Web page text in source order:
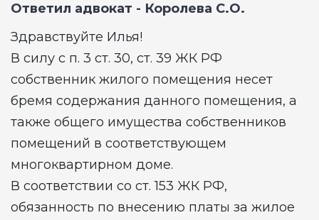
Ответил адвокат - Королева С.О.
Здравствуйте Илья!
В силу с п. 3 ст. 30, ст. 39 ЖК РФ
собственник жилого помещения несет
бремя содержания данного помещения, а
также общего имущества собственников
помещений в соответствующем
многоквартирном доме.
В соответствии со ст. 153 ЖК РФ,
обязанность по внесению платы за жилое